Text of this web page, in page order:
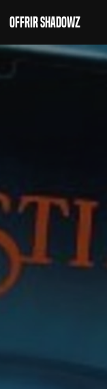
Offrir Shadowz